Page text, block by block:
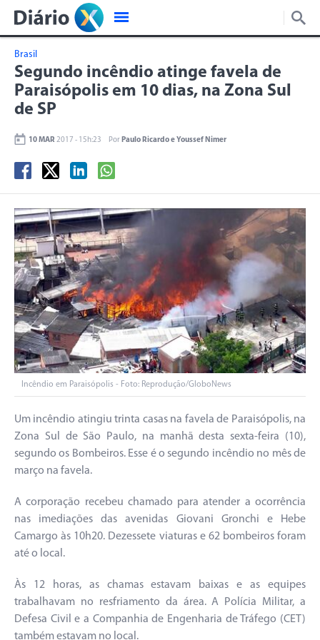
Brasil
Segundo incêndio atinge favela de
Paraisópolis em 10 dias, na Zona Sul
de SP
10 MAR 2017 - 15h:23 Por Paulo Ricardo e Youssef Nimer
Incêndio em Paraisópolis - Foto: Reprodução/GloboNews
Um incêndio atingiu trinta casas na favela de Paraisópolis, na
Zona Sul de São Paulo, na manhã desta sexta-feira (10),
segundo os Bombeiros. Esse é o segundo incêndio no mês de
março na favela.
A corporação recebeu chamado para atender a ocorrência
nas imediações das avenidas Giovani Gronchi e Hebe
Camargo às 10h20. Dezessete viaturas e 62 bombeiros foram
até o local.
Às 12 horas, as chamas estavam baixas e as equipes
trabalhavam no resfriamento da área. A Polícia Militar, a
Defesa Civil e a Companhia de Engenharia de Tráfego (CET)
também estavam no local.